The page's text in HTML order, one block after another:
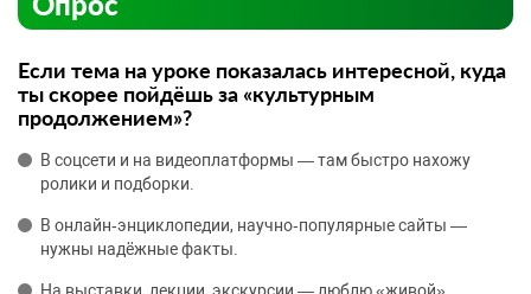
Если тема на уроке показалась интересной, куда
ты скорее пойдёшь за «культурным
продолжением»?
В соцсети и на видеоплатформы — там быстро нахожу
ролики и подборки.
В онлайн‑энциклопедии, научно‑популярные сайты —
нужны надёжные факты.
На выставки, лекции, экскурсии — люблю «живой»